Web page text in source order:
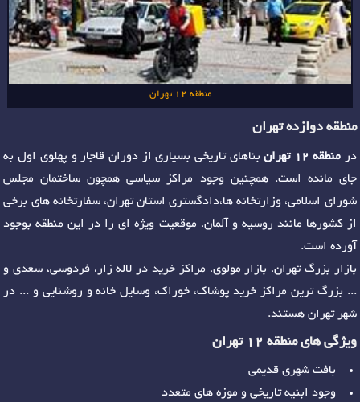
منطقه 12 تهران
منطقه دوازده تهران
درمنطقه 12 تهران
بناهای تاریخی بسیاری از دوران قاجار و پهلوی اول به
جای مانده است. همچنین وجود مراکز سیاسی همچون ساختمان مجلس
شورای اسلامی، وزارتخانه ها،دادگستری استان تهران، سفارتخانه های برخی
از کشورها مانند روسیه و آلمان، موقعیت ویژه ای را در این منطقه بوجود
آورده است.
بازار بزرگ تهران، بازار مولوی، مراکز خرید در لاله زار، فردوسی، سعدی و
... بزرگ ترین مراکز خرید پوشاک، خوراک، وسایل خانه و روشنایی و ... در
شهر تهران هستند.
ویژگی های منطقه 12 تهران
بافت شهری قدیمی
وجود ابنیه تاریخی و موزه های متعدد